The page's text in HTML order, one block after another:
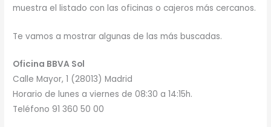
muestra el listado con las oficinas o cajeros más cercanos.
Te vamos a mostrar algunas de las más buscadas.
Oficina BBVA Sol
Calle Mayor, 1 (28013) Madrid
Horario de lunes a viernes de 08:30 a 14:15h.
Teléfono 91 360 50 00